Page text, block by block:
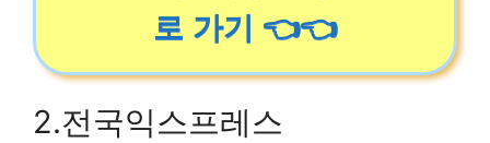
로 가기 👈👈
2.전국익스프레스